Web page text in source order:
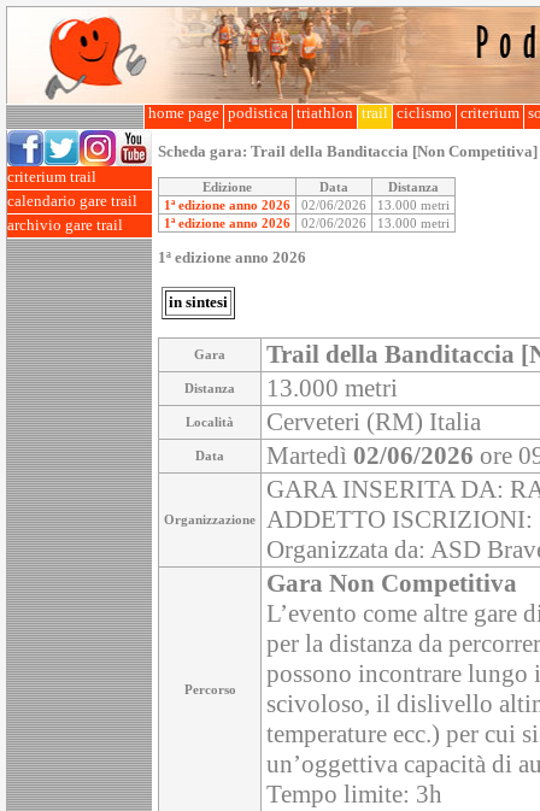
home page podistica triathlon trail ciclismo criterium
criterium trail
calendario gare trail
archivio gare trail
Scheda gara: Trail della Banditaccia [Non Competitiva]
Edizione Data
Distanza
1ª edizione anno 2026
02/06/2026
13.000 metri
1ª edizione anno 2026
02/06/2026 13.000 metri
1ª edizione anno 2026
in sintesi
Gara Trail della Banditaccia
Distanza 13.000 metri
Località Cerveteri (RM) Italia
Data Martedì 02/06/2026 ore
Organizzazione
GARA INSERITA DA:
ADDETTO ISCRIZIONI:
Organizzata da: ASD
Percorso
Gara Non Competitiva
L’evento come altre gare
per la distanza da
possono incontrare lungo
scivoloso, il dislivello
temperature ecc.) per cui
un’oggettiva capacità di
Tempo limite: 3h